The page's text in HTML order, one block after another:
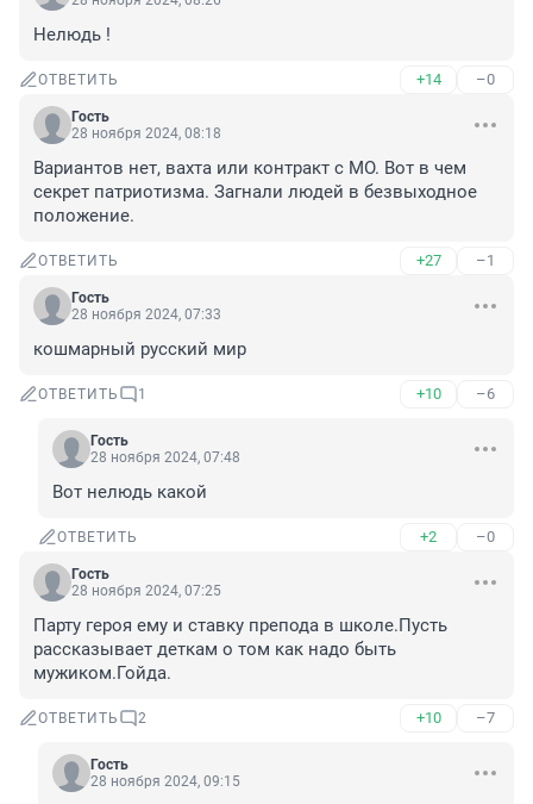
Нелюдь !
ОТВЕТИТЬ +14 –0
Гость
28 ноября 2024, 08:18
Вариантов нет, вахта или контракт с МО. Вот в чем
секрет патриотизма. Загнали людей в безвыходное
положение.
ОТВЕТИТЬ +27 –1
Гость
28 ноября 2024, 07:33
кошмарный русский мир
ОТВЕТИТЬ 1 +10 –6
Гость
28 ноября 2024, 07:48
Вот нелюдь какой
ОТВЕТИТЬ +2 –0
Гость
28 ноября 2024, 07:25
Парту героя ему и ставку препода в школе.Пусть
рассказывает деткам о том как надо быть
мужиком.Гойда.
ОТВЕТИТЬ 2 +10 –7
Гость
28 ноября 2024, 09:15